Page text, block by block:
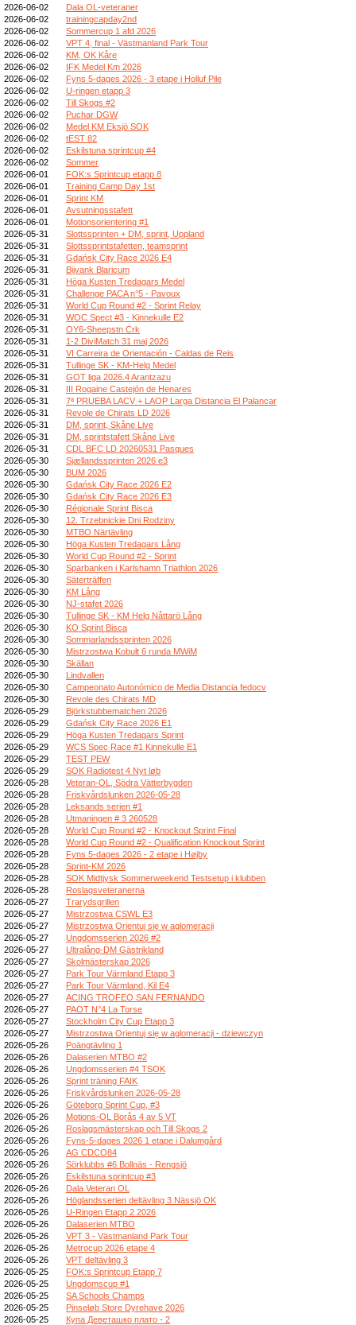
2026-06-02
Dala OL-veteraner
2026-06-02
trainingcapday2nd
2026-06-02
Sommercup 1 afd 2026
2026-06-02
VPT 4, final - Västmanland Park Tour
2026-06-02
KM, OK Kåre
2026-06-02
IFK Medel Km 2026
2026-06-02
Fyns 5-dages 2026 - 3 etape i Holluf Pile
2026-06-02
U-ringen etapp 3
2026-06-02
Till Skogs #2
2026-06-02
Puchar DGW
2026-06-02
Medel KM Eksjö SOK
2026-06-02
tEST 82
2026-06-02
Eskilstuna sprintcup #4
2026-06-02
Sommer
2026-06-01
FOK:s Sprintcup etapp 8
2026-06-01
Training Camp Day 1st
2026-06-01
Sprint KM
2026-06-01
Avsutningsstafett
2026-06-01
Motionsorientering #1
2026-05-31
Slottssprinten + DM, sprint, Uppland
2026-05-31
Slottssprintstafetten, teamsprint
2026-05-31
Gdańsk City Race 2026 E4
2026-05-31
Bijvank Blaricum
2026-05-31
Höga Kusten Tredagars Medel
2026-05-31
Challenge PACA n°5 - Pavoux
2026-05-31
World Cup Round #2 - Sprint Relay
2026-05-31
WOC Spect #3 - Kinnekulle E2
2026-05-31
OY6-Sheepstn Crk
2026-05-31
1-2 DiviMatch 31 maj 2026
2026-05-31
VI Carreira de Orientación - Caldas de Reis
2026-05-31
Tullinge SK - KM-Helg Medel
2026-05-31
GOT liga 2026.4 Arantzazu
2026-05-31
III Rogaine Castejón de Henares
2026-05-31
7ª PRUEBA LACV + LAOP Larga Distancia El Palancar
2026-05-31
Revole de Chirats LD 2026
2026-05-31
DM, sprint, Skåne Live
2026-05-31
DM, sprintstafett Skåne Live
2026-05-31
CDL BFC LD 20260531 Pasques
2026-05-30
Sjællandssprinten 2026 e3
2026-05-30
BUM 2026
2026-05-30
Gdańsk City Race 2026 E2
2026-05-30
Gdańsk City Race 2026 E3
2026-05-30
Régionale Sprint Bisca
2026-05-30
12. Trzebnickie Dni Rodziny
2026-05-30
MTBO Närtävling
2026-05-30
Höga Kusten Tredagars Lång
2026-05-30
World Cup Round #2 - Sprint
2026-05-30
Sparbanken i Karlshamn Triathlon 2026
2026-05-30
Säterträffen
2026-05-30
KM Lång
2026-05-30
NJ-stafet 2026
2026-05-30
Tullinge SK - KM Helg Nåttarö Lång
2026-05-30
KO Sprint Bisca
2026-05-30
Sommarlandssprinten 2026
2026-05-30
Mistrzostwa Kobułt 6 runda MWiM
2026-05-30
Skällan
2026-05-30
Lindvallen
2026-05-30
Campeonato Autonómico de Media Distancia fedocv
2026-05-30
Revole des Chirats MD
2026-05-29
Björkstubbematchen 2026
2026-05-29
Gdańsk City Race 2026 E1
2026-05-29
Höga Kusten Tredagars Sprint
2026-05-29
WCS Spec Race #1 Kinnekulle E1
2026-05-29
TEST PEW
2026-05-29
SOK Radiotest 4 Nyt løb
2026-05-28
Veteran-OL, Södra Vätterbygden
2026-05-28
Friskvårdslunken 2026-05-28
2026-05-28
Leksands serien #1
2026-05-28
Utmaningen # 3 260528
2026-05-28
World Cup Round #2 - Knockout Sprint Final
2026-05-28
World Cup Round #2 - Qualification Knockout Sprint
2026-05-28
Fyns 5-dages 2026 - 2 etape i Højby
2026-05-28
Sprint-KM 2026
2026-05-28
SOK Midtjysk Sommerweekend Testsetup i klubben
2026-05-28
Roslagsveteranerna
2026-05-27
Trarydsgrillen
2026-05-27
Mistrzostwa CSWL E3
2026-05-27
Mistrzostwa Orientuj się w aglomeracji
2026-05-27
Ungdomsserien 2026 #2
2026-05-27
Ultralång-DM Gästrikland
2026-05-27
Skolmästerskap 2026
2026-05-27
Park Tour Värmland Etapp 3
2026-05-27
Park Tour Värmland, Kil E4
2026-05-27
ACING TROFEO SAN FERNANDO
2026-05-27
PAOT N°4 La Torse
2026-05-27
Stockholm City Cup Etapp 3
2026-05-27
Mistrzostwa Orientuj się w aglomeracji - dziewczyn
2026-05-26
Poängtävling 1
2026-05-26
Dalaserien MTBO #2
2026-05-26
Ungdomsserien #4 TSOK
2026-05-26
Sprint träning FAIK
2026-05-26
Friskvårdslunken 2026-05-28
2026-05-26
Göteborg Sprint Cup, #3
2026-05-26
Motions-OL Borås 4 av 5 VT
2026-05-26
Roslagsmästerskap och Till Skogs 2
2026-05-26
Fyns-5-dages 2026 1 etape i Dalumgård
2026-05-26
AG CDCO84
2026-05-26
Sörklubbs #6 Bollnäs - Rengsjö
2026-05-26
Eskilstuna sprintcup #3
2026-05-26
Dala Veteran OL
2026-05-26
Höglandsserien deltävling 3 Nässjö OK
2026-05-26
U-Ringen Etapp 2 2026
2026-05-26
Dalaserien MTBO
2026-05-26
VPT 3 - Västmanland Park Tour
2026-05-26
Metrocup 2026 etape 4
2026-05-26
VPT deltävling 3
2026-05-25
FOK:s Sprintcup Etapp 7
2026-05-25
Ungdomscup #1
2026-05-25
SA Schools Champs
2026-05-25
Pinseløb Store Dyrehave 2026
2026-05-25
Купа Деветашко плато - 2